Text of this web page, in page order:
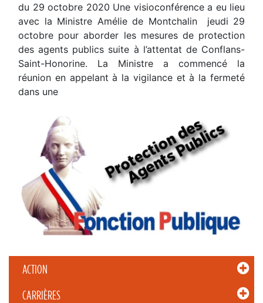
ACTION
CARRIÈRES
du 29 octobre 2020 Une visioconférence a eu lieu
avec la Ministre Amélie de Montchalin jeudi 29
octobre pour aborder les mesures de protection
des agents publics suite à l’attentat de Conflans-
Saint-Honorine. La Ministre a commencé la
réunion en appelant à la vigilance et à la fermeté
dans une